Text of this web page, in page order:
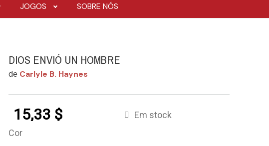
JOGOS SOBRE NÓS
DIOS ENVIÓ UN HOMBRE
de Carlyle B. Haynes
15,33 $
Em stock
Cor